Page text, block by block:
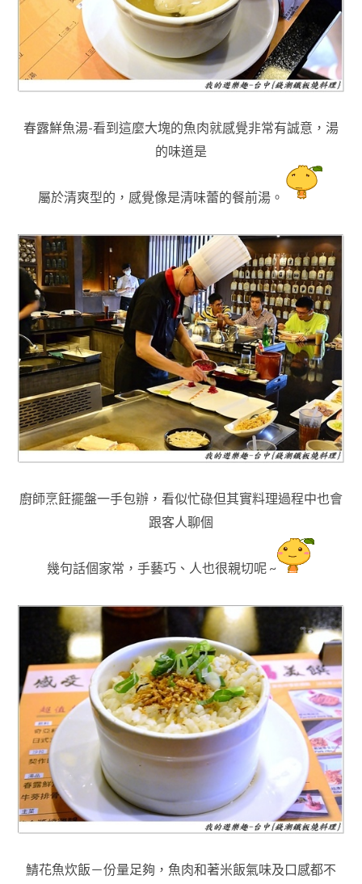
春露鮮魚湯-看到這麼大塊的魚肉就感覺非常有誠意 ，湯
的味道是
屬於清爽型的 ，感覺像是清味蕾的餐前湯。
廚師烹飪擺盤一手包辦 ，看似忙碌但其實料理過程中也會
跟客人聊個
幾句話個家常 ，手藝巧 、 人也很親切呢 ~
鯖花魚炊飯－份量足夠，魚肉和著米飯氣味及口感都不